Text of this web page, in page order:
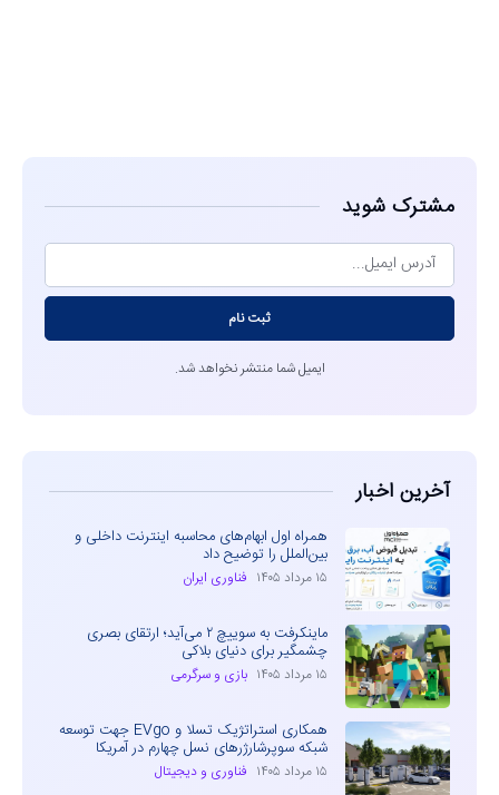
مشترک شوید
ثبت نام
ایمیل شما منتشر نخواهد شد.
آخرین اخبار
همراه اول ابهام‌های محاسبه اینترنت داخلی و
بین‌الملل را توضیح داد
۱۵ مرداد ۱۴۰۵ فناوری ایران
ماینکرفت به سوییچ ۲ می‌آید؛ ارتقای بصری
چشمگیر برای دنیای بلاکی
۱۵ مرداد ۱۴۰۵ بازی و سرگرمی
همکاری استراتژیک تسلا و EVgo جهت توسعه
شبکه سوپرشارژرهای نسل چهارم در آمریکا
۱۵ مرداد ۱۴۰۵ فناوری و دیجیتال